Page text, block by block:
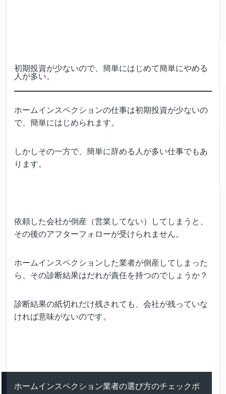
初期投資が少ないので、簡単にはじめて簡単にやめる
人が多い。
ホームインスペクションの仕事は初期投資が少ないの
で、簡単にはじめられます。
しかしその一方で、簡単に辞める人が多い仕事でもあ
ります。
依頼した会社が倒産（営業してない）してしまうと、
その後のアフターフォローが受けられません。
ホームインスペクションした業者が倒産してしまった
ら、その診断結果はだれが責任を持つのでしょうか？
診断結果の紙切れだけ残されても、会社が残っていな
ければ意味がないのです。
ホームインスペクション業者の選び方のチェックポ